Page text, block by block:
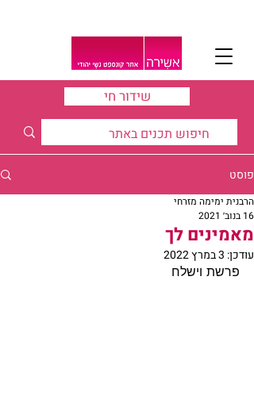
שידור חי
פוסט
מאמינים לך
הרבנית ימימה מזרחי
16 בנוב׳ 2021
עודכן: 3 במרץ 2022
פרשת וישלח